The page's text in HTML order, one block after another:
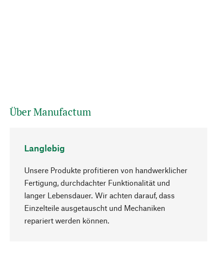
Über Manufactum
Langlebig
Unsere Produkte profitieren von handwerklicher
Fertigung, durchdachter Funktionalität und
langer Lebensdauer. Wir achten darauf, dass
Einzelteile ausgetauscht und Mechaniken
repariert werden können.